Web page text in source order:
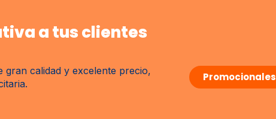
a tus clientes
gran calidad y excelente precio,
Promocionales